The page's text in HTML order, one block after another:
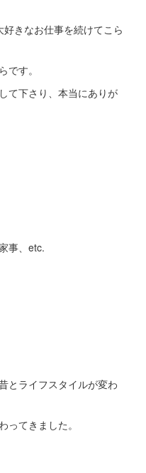
きなお仕事を続けてこら
です。
て下さり、本当にありが
事、etc.
とライフスタイルが変わ
ってきました。